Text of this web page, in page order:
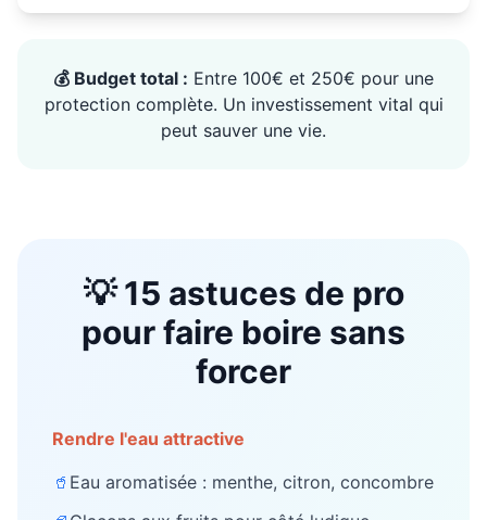
💰 Budget total : Entre 100€ et 250€ pour une
protection complète. Un investissement vital qui
peut sauver une vie.
💡 15 astuces de pro
pour faire boire sans
forcer
Rendre l'eau attractive
🥤 Eau aromatisée : menthe, citron, concombre